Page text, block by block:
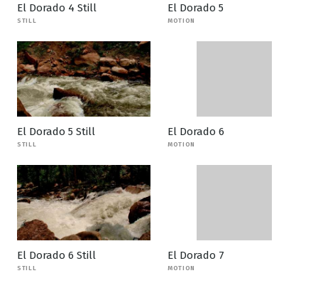
El Dorado 4 Still
STILL
El Dorado 5
MOTION
El Dorado 5 Still
STILL
El Dorado 6
MOTION
El Dorado 6 Still
STILL
El Dorado 7
MOTION